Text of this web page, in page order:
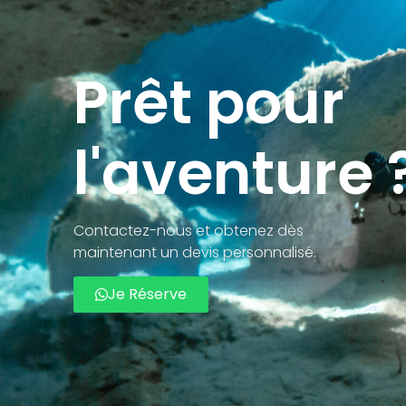
Prêt pour
l'aventure
Contactez-nous et obtenez dès
maintenant un devis personnalisé.
Je Réserve